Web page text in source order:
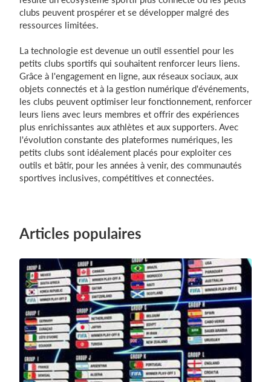
clubs peuvent prospérer et se développer malgré des
ressources limitées.
La technologie est devenue un outil essentiel pour les
petits clubs sportifs qui souhaitent renforcer leurs liens.
Grâce à l'engagement en ligne, aux réseaux sociaux, aux
objets connectés et à la gestion numérique d'événements,
les clubs peuvent optimiser leur fonctionnement, renforcer
leurs liens avec leurs membres et offrir des expériences
plus enrichissantes aux athlètes et aux supporters. Avec
l'évolution constante des plateformes numériques, les
petits clubs sont idéalement placés pour exploiter ces
outils et bâtir, pour les années à venir, des communautés
sportives inclusives, compétitives et connectées.
Articles populaires